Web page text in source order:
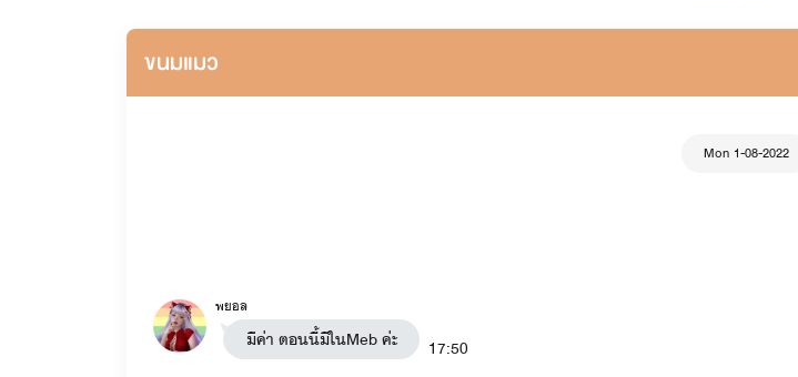
เป็นนักหัดเขียนหน้าเก่าพอสมควรนะคะ
พยอลมาแปะผังนิยายค่ะสำหรับคนที่เพิ่งเข้ามา
ยั่วรักคุณอาขา
-ดื้อสวาท : ต่อต้าน x มาหยา (ในเรื่องมีเรื่อง
ขนมแมว
Mon 1-08-2022
พยอล
17:50
มีค่า ตอนนี้มีในMeb ค่ะ